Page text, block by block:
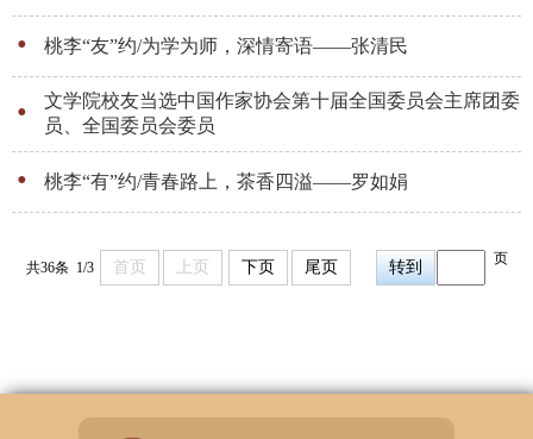
桃李“友”约/为学为师，深情寄语——张清民
文学院校友当选中国作家协会第十届全国委员会主席团委
员、全国委员会委员
桃李“有”约/青春路上，茶香四溢——罗如娟
共36条 1/3 首页 上页 下页 尾页 页